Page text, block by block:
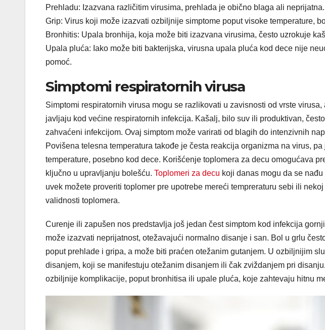
Prehladu: Izazvana različitim virusima, prehlada je obično blaga ali neprijatna.
Grip: Virus koji može izazvati ozbiljnije simptome poput visoke temperature,
Bronhitis: Upala bronhija, koja može biti izazvana virusima, često uzrokuje
Upala pluća: Iako može biti bakterijska, virusna upala pluća kod dece nije
pomoć.
Simptomi respiratornih virusa
Simptomi respiratornih virusa mogu se razlikovati u zavisnosti od vrste
javljaju kod većine respiratornih infekcija. Kašalj, bilo suv ili produktivan,
zahvaćeni infekcijom. Ovaj simptom može varirati od blagih do intenzivnih
Povišena telesna temperatura takođe je česta reakcija organizma na virus,
temperature, posebno kod dece. Korišćenje toplomera za decu omogućava
ključno u upravljanju bolešću. Toplomeri za decu koji danas mogu da se
uvek možete proveriti toplomer pre upotrebe mereći tempreraturu sebi ili
validnosti toplomera.
Curenje ili zapušen nos predstavlja još jedan čest simptom kod infekcija
može izazvati neprijatnost, otežavajući normalno disanje i san. Bol u grlu
poput prehlade i gripa, a može biti praćen otežanim gutanjem. U ozbiljnijim
disanjem, koji se manifestuju otežanim disanjem ili čak zviždanjem pri
ozbiljnije komplikacije, poput bronhitisa ili upale pluća, koje zahtevaju hitnu